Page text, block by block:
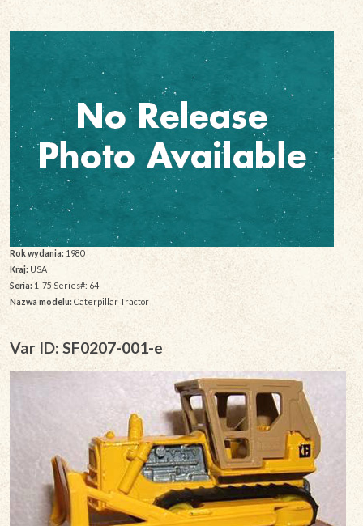
Rok wydania: 1980
Kraj: USA
Seria:1-75 Series#: 64
Nazwa modelu: Caterpillar Tractor
Var ID: SF0207-001-e